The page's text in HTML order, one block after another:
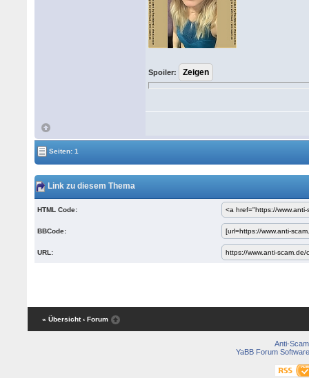
Spoiler:
Seiten: 1
Link zu diesem Thema
HTML Code:
BBCode:
URL:
« Übersicht ‹ Forum
Anti-Scam
YaBB Forum Software